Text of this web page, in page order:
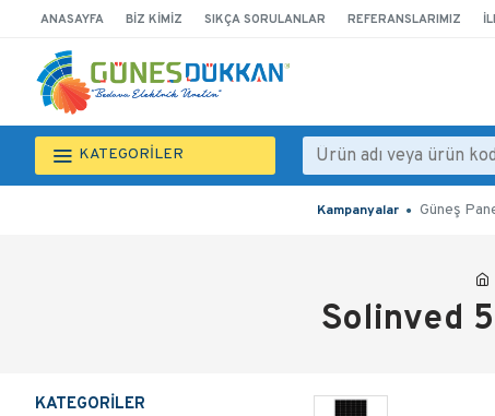
ANASAYFA BIZ KIMIZ SIKÇA SORULANLAR REFERANSLARIMIZ
KATEGORİLER
Kampanyalar Güneş
Solinved
KATEGORILER